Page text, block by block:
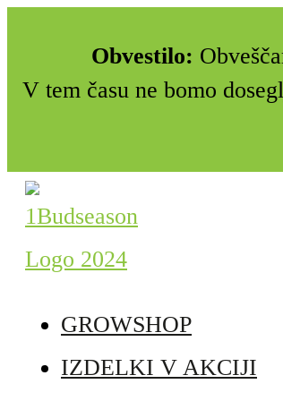
Obvestilo:
V tem času ne bomo
GROWSHOP
IZDELKI V AKCIJI